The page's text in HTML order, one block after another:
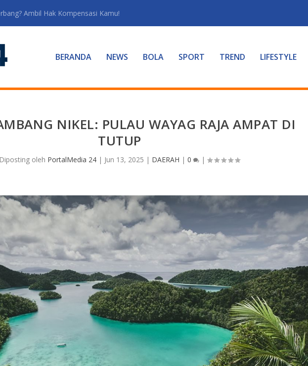
Ambil Hak Kompensasi Kamu!
BERANDA NEWS BOLA SPORT TREND LIFESTYLE
NIKEL: PULAU WAYAG RAJA AMPAT DI
TUTUP
Diposting oleh PortalMedia 24 | Jun 13, 2025 | DAERAH |0 |